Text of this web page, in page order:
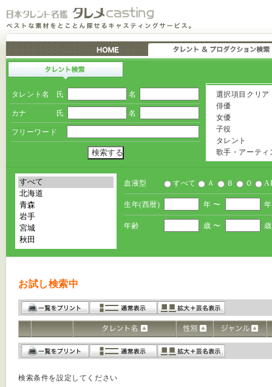
タレント名 氏 名
カナ 氏 名
フリーワード
選択項目クリア
俳優
女優
子役
タレント
歌手・アーティ
血液型 すべて Ａ Ｂ Ｏ
生年(西暦) 年 〜
年齢 歳 〜 歳
お試し検索中
検索条件を設定してください